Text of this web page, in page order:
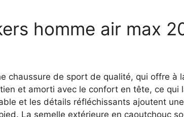
homme air max
chaussure de sport de qualité, qui offre à
et amorti avec le confort en tête, ce
et les détails réfléchissants ajoutent
La semelle extérieure en caoutchouc